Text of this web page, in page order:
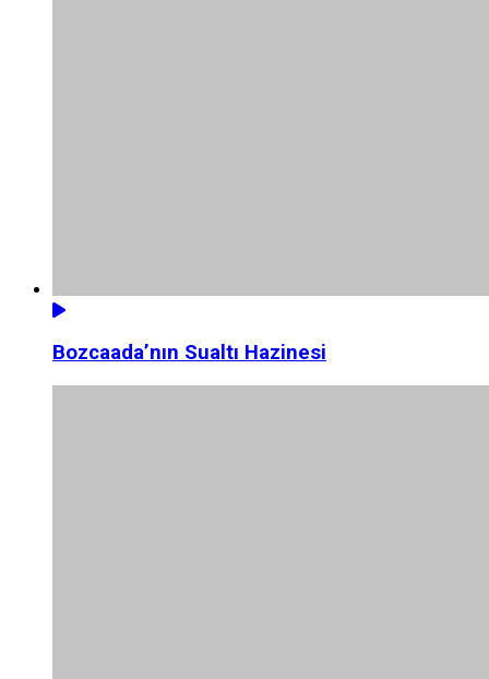
Bozcaada’nın Sualtı Hazinesi